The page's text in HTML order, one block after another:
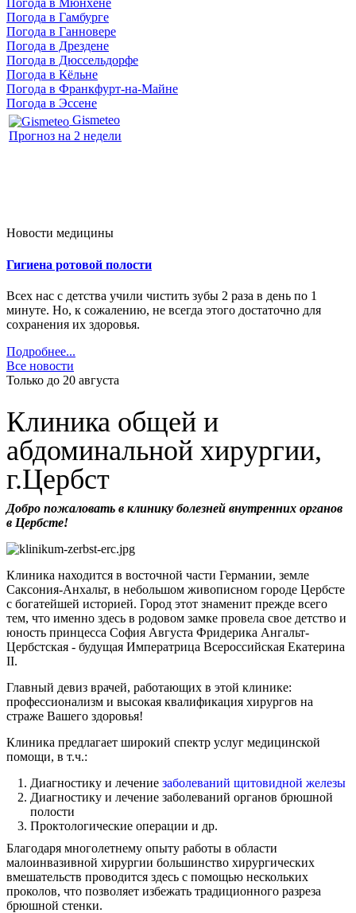
Погода в Мюнхене
Погода в Гамбурге
Погода в Ганновере
Погода в Дрездене
Погода в Дюссельдорфе
Погода в Кёльне
Погода в Франкфурт-на-Майне
Погода в Эссене
Gismeteo
Прогноз на 2 недели
Новости медицины
Гигиена ротовой полости
Всех нас с детства учили чистить зубы 2 раза в день по 1
минуте. Но, к сожалению, не всегда этого достаточно для
сохранения их здоровья.
Подробнее...
Все новости
Только до 20 августа
Клиника общей и
абдоминальной хирургии,
г.Цербст
Добро пожаловать в клинику болезней внутренних органов
в Цербсте!
Клиника находится в восточной части Германии, земле
Саксония-Анхальт, в небольшом живописном городе Цербсте
с богатейшей историей. Город этот знаменит прежде всего
тем, что именно здесь в родовом замке провела свое детство и
юность принцесса София Августа Фридерика Ангальт-
Цербстская - будущая Императрица Всероссийская Екатерина
II.
Главный девиз врачей, работающих в этой клинике:
профессионализм и высокая квалификация хирургов на
страже Вашего здоровья!
Клиника предлагает широкий спектр услуг медицинской
помощи, в т.ч.:
Диагностику и лечение заболеваний щитовидной железы
Диагностику и лечение заболеваний органов брюшной
полости
Проктологические операции и др.
Благодаря многолетнему опыту работы в области
малоинвазивной хирургии большинство хирургических
вмешательств проводится здесь с помощью нескольких
проколов, что позволяет избежать традиционного разреза
брюшной стенки.